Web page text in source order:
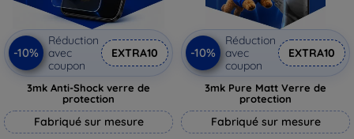
-10%
Réduction
avec
coupon
EXTRA10
3mk Anti-Shock verre de
protection
Fabriqué sur mesure
-10%
Réduction
avec
coupon
EXTRA10
3mk Pure Matt Verre de
protection
Fabriqué sur mesure